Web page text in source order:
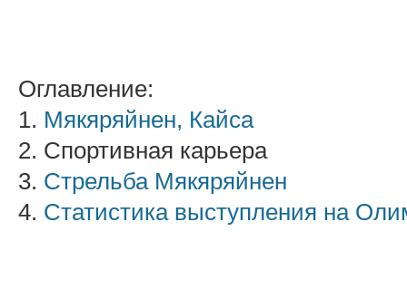
Оглавление:
1. Мякяряйнен, Кайса
2. Спортивная карьера
3. Стрельба Мякяряйнен
4. Статистика выступления на